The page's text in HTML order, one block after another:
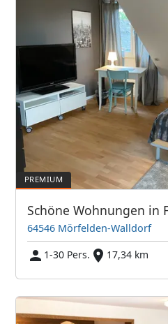
64546 Mörfelden-Walldorf
1-30 Pers.
17,34 km